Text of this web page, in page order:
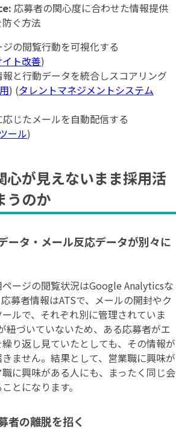
応募者の関心度に合わせた情報提供
ぐ方法
の閲覧行動を可視化する
イト改善)
と行動データを統合しスコアリング
) (タレントマネジメントシステム
じたメールを自動配信する
ール)
心が見えないまま採用活
うのか
ータ・メール反応データが別々に
ージの閲覧状況はGoogle Analyticsな
募者情報はATSで、メールの開封やク
ルで、それぞれ別に管理されていま
紐づいていないため、ある応募者がエ
り返し見ていたとしても、その情報が
ません。結果として、営業職に興味が
に興味がある人にも、まったく同じ会
とになります。
者の離脱を招く